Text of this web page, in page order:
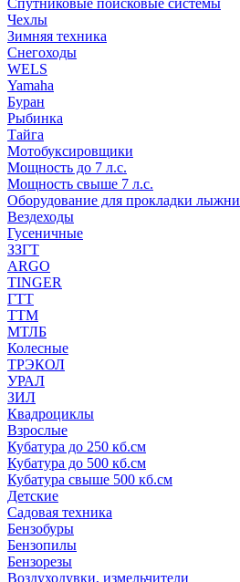
Спутниковые поисковые системы
Чехлы
Зимняя техника
Снегоходы
WELS
Yamaha
Буран
Рыбинка
Тайга
Мотобуксировщики
Мощность до 7 л.с.
Мощность свыше 7 л.с.
Оборудование для прокладки лыжни
Вездеходы
Гусеничные
ЗЗГТ
ARGO
TINGER
ГТТ
ТТМ
МТЛБ
Колесные
ТРЭКОЛ
УРАЛ
ЗИЛ
Квадроциклы
Взрослые
Кубатура до 250 кб.см
Кубатура до 500 кб.см
Кубатура свыше 500 кб.см
Детские
Садовая техника
Бензобуры
Бензопилы
Бензорезы
Воздуходувки, измельчители